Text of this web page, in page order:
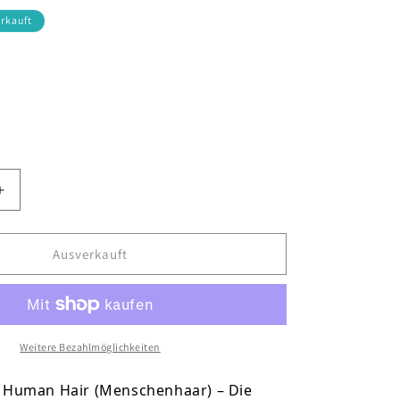
n
Erhöhe
Lace
Wave
20&quot;
Ausverkauft
Weitere Bezahlmöglichkeiten
Human Hair (Menschenhaar) – Die